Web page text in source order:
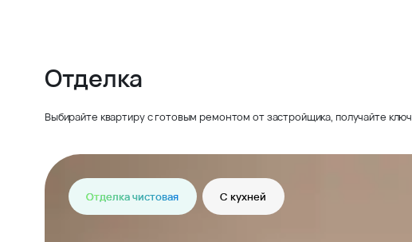
Отделка
Выбирайте квартиру с готовым ремонтом от застройщика, получайте
Отделка чистовая С кухней